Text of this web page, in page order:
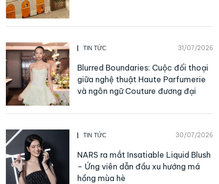
TIN TỨC 31/07/2026
Blurred Boundaries: Cuộc đối thoại
giữa nghệ thuật Haute Parfumerie
và ngôn ngữ Couture đương đại
TIN TỨC 30/07/2026
NARS ra mắt Insatiable Liquid Blush
– Ứng viên dẫn đầu xu hướng má
hồng mùa hè